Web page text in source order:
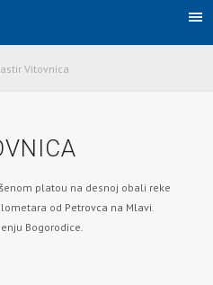
Vitovnica
platou na desnoj obali reke
od Petrovca na Mlavi.
Bogorodice.